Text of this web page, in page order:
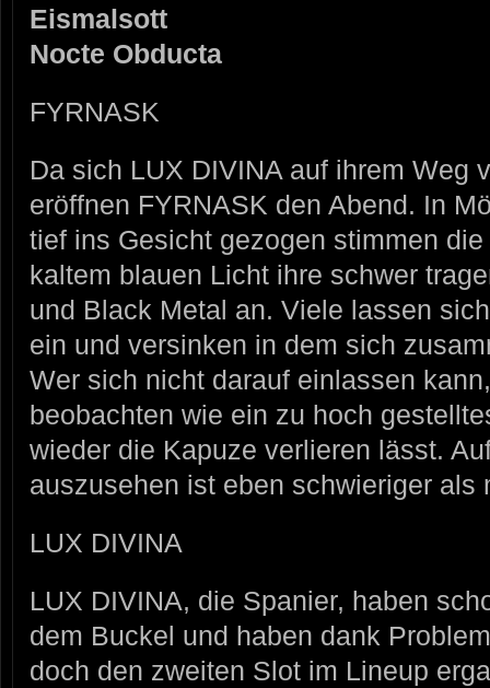
Eismalsott
Nocte Obducta
FYRNASK
Da sich LUX DIVINA auf ihrem Weg
eröffnen FYRNASK den Abend. In
tief ins Gesicht gezogen stimmen
kaltem blauen Licht ihre schwer
und Black Metal an. Viele lassen
ein und versinken in dem sich
Wer sich nicht darauf einlassen
beobachten wie ein zu hoch
wieder die Kapuze verlieren lässt.
auszusehen ist eben schwieriger als
LUX DIVINA
LUX DIVINA, die Spanier, haben
dem Buckel und haben dank
doch den zweiten Slot im Lineup